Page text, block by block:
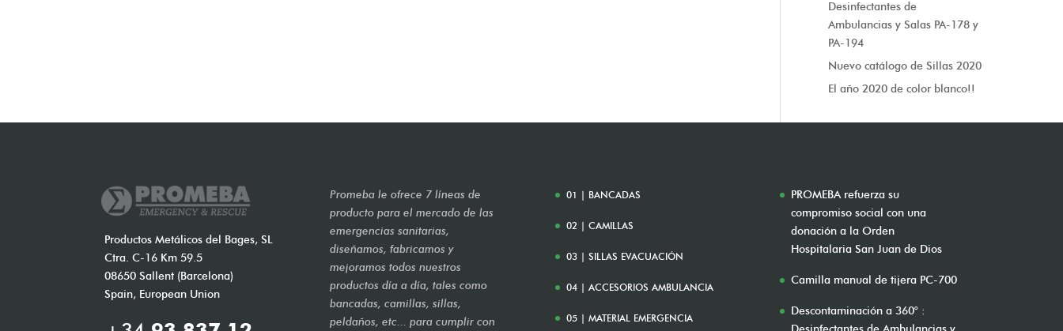
Desinfectantes de
Ambulancias y Salas PA-178 y
PA-194
Nuevo catálogo de Sillas 2020
El año 2020 de color blanco!!
Productos Metálicos del Bages, SL
Ctra. C-16 Km 59.5
08650 Sallent (Barcelona)
Spain, European Union
Promeba le ofrece 7 líneas de
producto para el mercado de las
emergencias sanitarias,
diseñamos, fabricamos y
mejoramos todos nuestros
productos día a día, tales como
bancadas, camillas, sillas,
peldaños, etc... para cumplir con
01 | BANCADAS
02 | CAMILLAS
03 | SILLAS EVACUACIÓN
04 | ACCESORIOS AMBULANCIA
05 | MATERIAL EMERGENCIA
PROMEBA refuerza su
compromiso social con una
donación a la Orden
Hospitalaria San Juan de Dios
Camilla manual de tijera PC-700
Descontaminación a 360° :